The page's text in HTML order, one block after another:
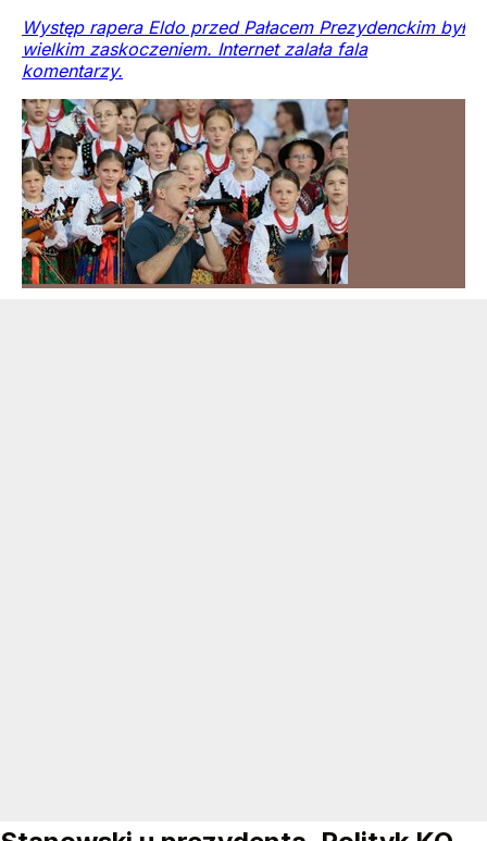
Występ rapera Eldo przed Pałacem Prezydenckim był
wielkim zaskoczeniem. Internet zalała fala
komentarzy.